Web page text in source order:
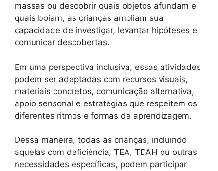
massas ou descobrir quais objetos afundam e
quais boiam, as crianças ampliam sua
capacidade de investigar, levantar hipóteses e
comunicar descobertas.
Em uma perspectiva inclusiva, essas atividades
podem ser adaptadas com recursos visuais,
materiais concretos, comunicação alternativa,
apoio sensorial e estratégias que respeitem os
diferentes ritmos e formas de aprendizagem.
Dessa maneira, todas as crianças, incluindo
aquelas com deficiência, TEA, TDAH ou outras
necessidades específicas, podem participar